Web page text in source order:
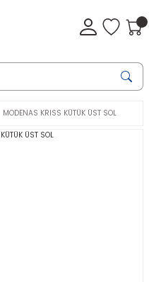
MODENAS KRISS KÜTÜK ÜST SOL